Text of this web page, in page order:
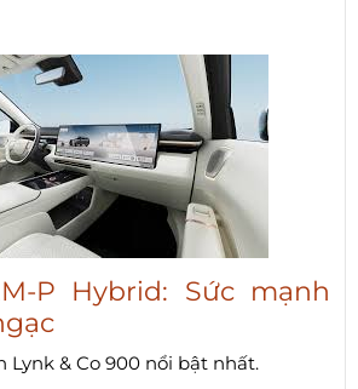
P Hybrid: Sức mạnh
Lynk & Co 900 nổi bật nhất.